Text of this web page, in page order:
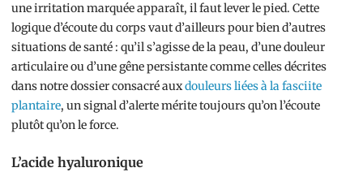
une irritation marquée apparaît, il faut lever le pied. Cette
logique d’écoute du corps vaut d’ailleurs pour bien d’autres
situations de santé : qu’il s’agisse de la peau, d’une douleur
articulaire ou d’une gêne persistante comme celles décrites
dans notre dossier consacré auxdouleurs liées à la fasciite
plantaire, un signal d’alerte mérite toujours qu’on l’écoute
plutôt qu’on le force.
L’acide hyaluronique